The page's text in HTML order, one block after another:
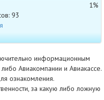
1%
93
информационным
Авиакомпании и Авиакассе.
ознакомления.
за какую либо ложную